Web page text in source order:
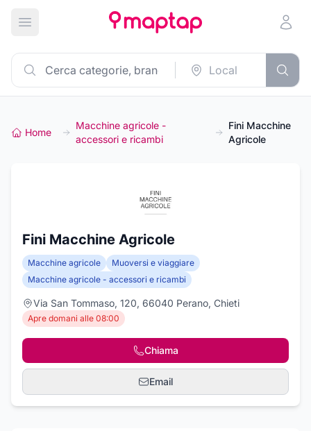
Apri menu principale
Home
Macchine agricole -
accessori e ricambi
Fini Macchine
Agricole
Fini Macchine Agricole
Macchine agricole
Muoversi e viaggiare
Macchine agricole - accessori e ricambi
Via San Tommaso, 120, 66040 Perano, Chieti
Apre domani alle 08:00
Chiama
Email